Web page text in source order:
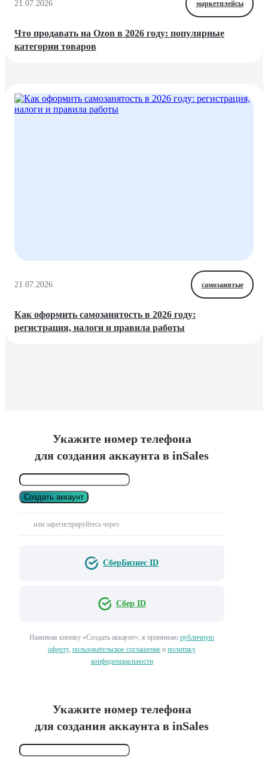
21.07.2026 маркетплейсы
Что продавать на Ozon в 2026 году: популярные
категории товаров
21.07.2026 самозанятые
Как оформить самозанятость в 2026 году:
регистрация, налоги и правила работы
Укажите номер телефона
для создания аккаунта в inSales
Создать аккаунт
или зарегистрируйтесь через
СберБизнес ID
Сбер ID
Нажимая кнопку «Создать аккаунт», я принимаю публичную
оферту, пользовательское соглашение и политику
конфиденциальности
Укажите номер телефона
для создания аккаунта в inSales